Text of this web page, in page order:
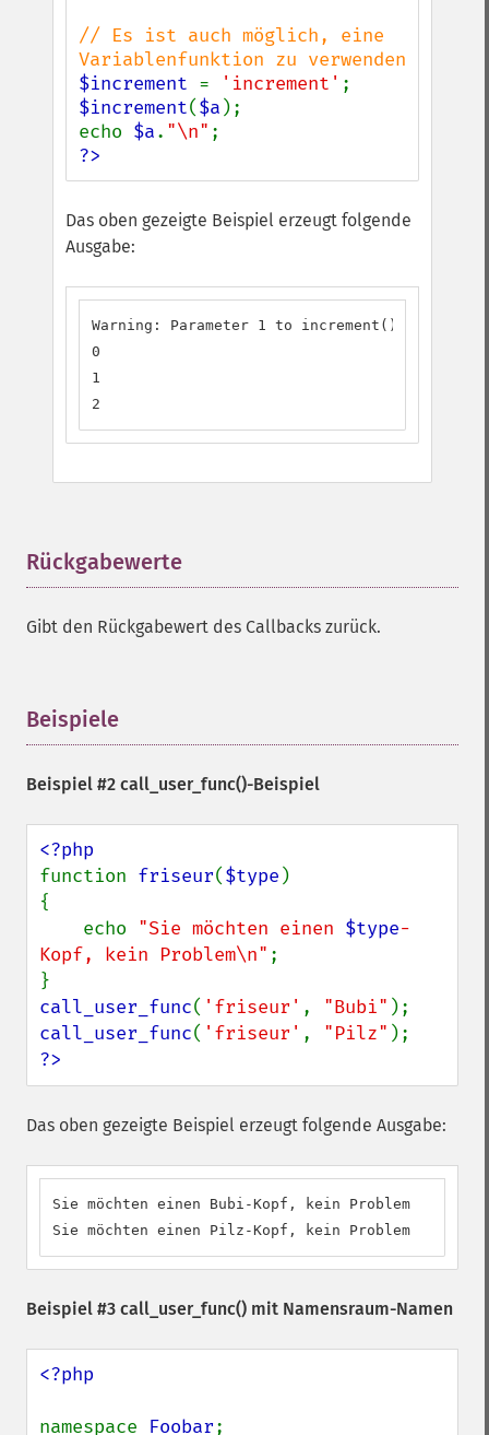
// Es ist auch möglich, eine
$increment = 'increment'
$increment($a );
echo $a. "\n"
?>
Das oben gezeigte Beispiel erzeugt folgende
Ausgabe:
Warning: Parameter 1 to increment()
0
1
2
Rückgabewerte
Gibt den Rückgabewert des Callbacks zurück.
Beispiele
Beispiel #2 call_user_func()-Beispiel
function friseur($type )
{
    echo
"Sie möchten einen $type-
Kopf, kein Problem\n" ;
call_user_func( 'friseur' , "Bubi"
call_user_func( 'friseur' , "Pilz"
?>
Das oben gezeigte Beispiel erzeugt folgende Ausgabe:
Sie möchten einen Bubi-Kopf, kein Problem
Sie möchten einen Pilz-Kopf, kein Problem
Beispiel #3 call_user_func() mit Namensraum-Namen
<?php
namespace Foobar;